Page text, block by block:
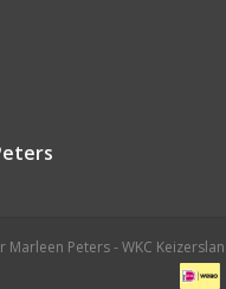
Marleen Peters - WKC